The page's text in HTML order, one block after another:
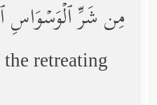
مِن شَرِّ ٱلۡوَسۡوَاسِ
retreating